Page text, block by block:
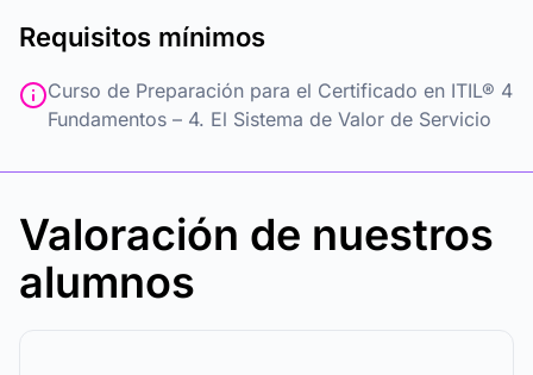
Requisitos mínimos
Curso de Preparación para el Certificado en ITIL® 4
Fundamentos – 4. El Sistema de Valor de Servicio
Valoración de nuestros
alumnos